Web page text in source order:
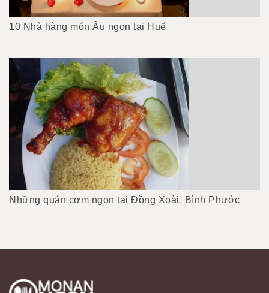
10 Nhà hàng món Âu ngon tại Huế
Những quán cơm ngon tại Đồng Xoài, Bình Phước